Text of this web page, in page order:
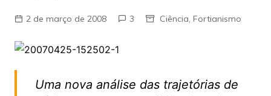
2 de março de 2008 3 Ciência Fortianismo
Uma nova análise das trajetórias de